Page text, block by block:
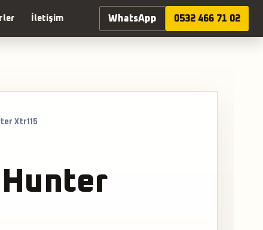
İletişim WhatsApp 0532 466 71 02
Xtr115